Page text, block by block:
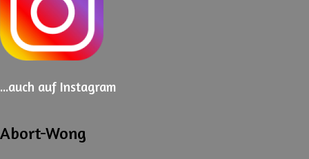
...auch auf Instagram
Abort-Wong